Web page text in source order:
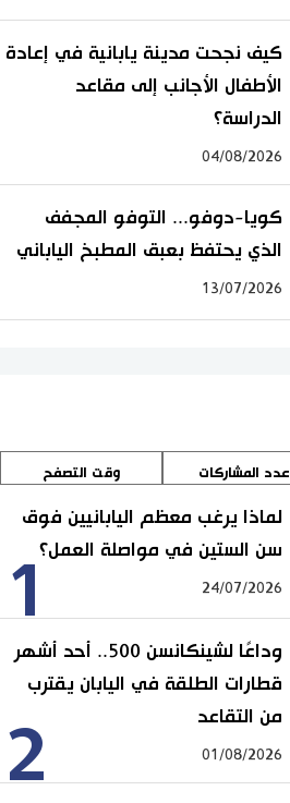
كيف نجحت مدينة يابانية في إعادة
الأطفال الأجانب إلى مقاعد
الدراسة؟
04/08/2026
كويا-دوفو... التوفو المجفف
الذي يحتفظ بعبق المطبخ الياباني
13/07/2026
عدد المشاركات وقت التصفح
1
لماذا يرغب معظم اليابانيين فوق
سن الستين في مواصلة العمل؟
24/07/2026
2
وداعًا لشينكانسن 500.. أحد أشهر
قطارات الطلقة في اليابان يقترب
من التقاعد
01/08/2026